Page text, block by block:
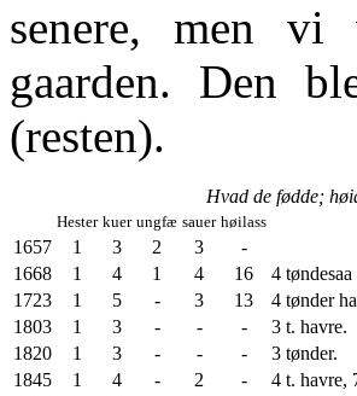
senere, men vi
gaarden. Den
(resten).
Hvad de fødde;
Hester kuer ungfæ sauer høilass
1657 1 3 2 3 -
1668
1 4 1 4 16
4
1723
1 5 - 3 13
4 tønder
1803
1 3 - - -
3 t. havre.
1820
1 3 - - -
3 tønder.
1845
1 4 - 2 -
4 t. havre,